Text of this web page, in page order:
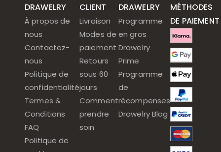
DRAWELRY
À propos de
nous
Contactez-
nous
Politique de
confidentialité
Termes &
Conditions
FAQ
Politique de
CLIENT
Livraison
Modes de
paiement
Retours
sous 60
jours
Comment
prendre
soin
DRAWELRY
Programme
en gros
Drawelry
Prime
Programme
de
récompenses
Drawelry Blog
MÉTHODES
DE PAIEMENT